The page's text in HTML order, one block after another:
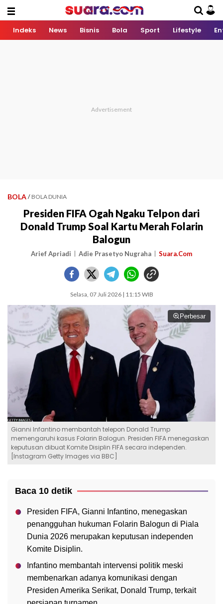
Indeks News Bisnis Bola Sport Lifestyle
BOLA / BOLA DUNIA
Presiden FIFA Ogah Ngaku Telpon dari
Donald Trump Soal Kartu Merah Folarin
Balogun
Arief Apriadi Adie Prasetyo Nugraha Suara.Com
Selasa, 07 Juli 2026 | 11:15 WIB
Perbesar
Gianni Infantino membantah telepon Donald Trump
memengaruhi kasus Folarin Balogun. Presiden FIFA menegaskan
keputusan dibuat Komite Disiplin FIFA secara independen.
[Instagram Getty Images via BBC]
Baca 10 detik
Presiden FIFA, Gianni Infantino, menegaskan
penangguhan hukuman Folarin Balogun di Piala
Dunia 2026 merupakan keputusan independen
Komite Disiplin.
Infantino membantah intervensi politik meski
membenarkan adanya komunikasi dengan
Presiden Amerika Serikat, Donald Trump, terkait